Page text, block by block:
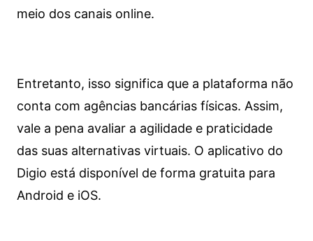
meio dos canais online.
Entretanto, isso significa que a plataforma não
conta com agências bancárias físicas. Assim,
vale a pena avaliar a agilidade e praticidade
das suas alternativas virtuais. O aplicativo do
Digio está disponível de forma gratuita para
Android e iOS.